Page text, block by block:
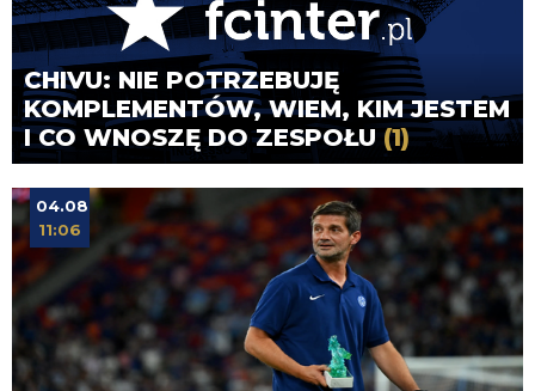
CHIVU: NIE POTRZEBUJĘ
KOMPLEMENTÓW, WIEM, KIM JESTEM
I CO WNOSZĘ DO ZESPOŁU (1)
04.08
11:06